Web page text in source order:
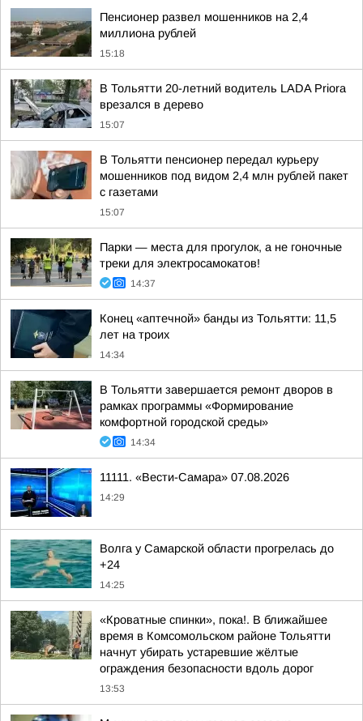
Пенсионер развел мошенников на 2,4
миллиона рублей
15:18
В Тольятти 20-летний водитель LADA Priora
врезался в дерево
15:07
В Тольятти пенсионер передал курьеру
мошенников под видом 2,4 млн рублей пакет
с газетами
15:07
Парки — места для прогулок, а не гоночные
треки для электросамокатов!
14:37
Конец «аптечной» банды из Тольятти: 11,5
лет на троих
14:34
В Тольятти завершается ремонт дворов в
рамках программы «Формирование
комфортной городской среды»
14:34
11111. «Вести-Самара» 07.08.2026
14:29
Волга у Самарской области прогрелась до
+24
14:25
«Кроватные спинки», пока!. В ближайшее
время в Комсомольском районе Тольятти
начнут убирать устаревшие жёлтые
ограждения безопасности вдоль дорог
13:53